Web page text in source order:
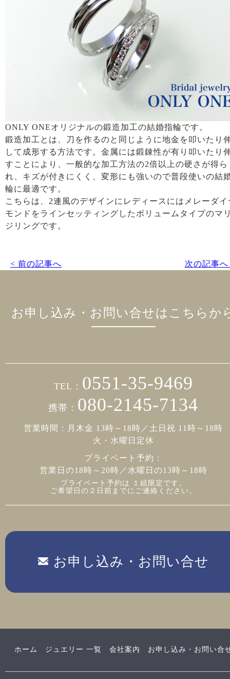
ONLY ONEオリジナルの鍛造加工の結婚指輪です。
鍛造加工とは、刀を作るのと同じように地金を叩いたり
して成形する方法です。金属には鍛錬性が有り叩いたり
すことにより、一般的な加工方法の2倍以上の硬さが得ら
れ、キズが付きにくく、変形にも強いので普段使いの結
輪に最適です。
こちらは、2連風のデザインにレディースにはメレーダイ
モンドをラインセッティングしたボリュームタイプのマ
ジリングです。
< 前の記事へ 次の記事
お申し込み・お問い合せはこちらか
TEL： 0551-35-9469
携帯： 080-2145-7134
営業時間：月木金 13時～18時／土日祝 11時～18時
火・水曜日定休
プライベート予約：
営業日の18時～20時／水曜日の13時～18時
プライベート予約は １組限定です。
ご希望日の２日前までにご連絡ください。
お申し込み・お問い合せ
ホーム ジュエリー 一覧 会社案内 お申し込み・お問い合